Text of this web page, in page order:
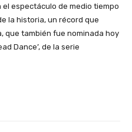
espectáculo de medio tiempo
la historia, un récord que
que también fue nominada hoy
Dance’, de la serie